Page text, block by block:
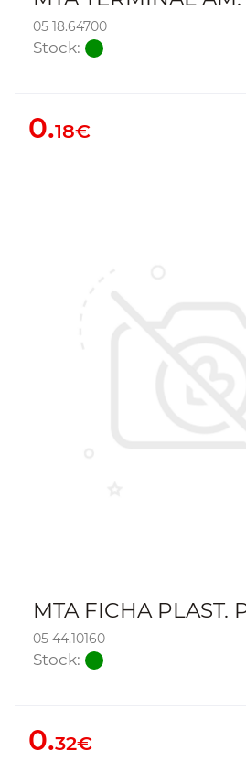
05 18.64700
Stock:
0.18€
MTA FICHA PLAST.
05 44.10160
Stock:
0.32€